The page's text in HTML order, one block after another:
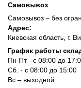
Самовывоз
Самовывоз – без
Адрес:
Киевская область, г.
График работы
Пн-Пт - с 08:00 до
Сб. - с 08:00 до 15:00
Вс – выходной